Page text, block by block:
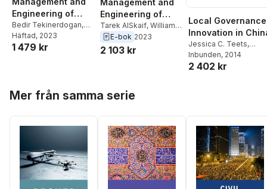
Engineering of
Critical
Infrastructures
Bedir Tekinerdogan,
Mehmet Aksit
Catal,William Hurst
Häftad, 2023
1 479 kr
Engineering of
Critical
Infrastructures
Tarek AlSkaif, William
Hurst,Cagatay Catal
Mehmet Aksit
E-bok 2023
2 103 kr
Local Governance
Innovation in
Jessica C. Teets,
William Hurst
Inbunden, 2014
2 402 kr
Mer från samma serie